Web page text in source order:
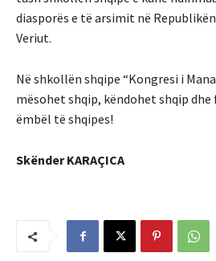
diasporës e të arsimit në Republikën
Veriut.
Në shkollën shqipe “Kongresi i
mësohet shqip, këndohet shqip
ëmbël të shqipes!
Skënder KARAÇICA